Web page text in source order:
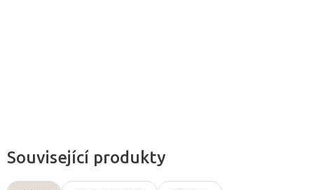
Související produkty